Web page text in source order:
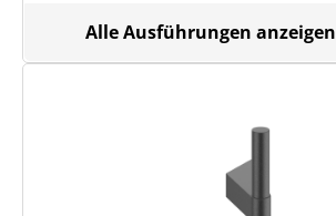
Alle Ausführungen anzeigen